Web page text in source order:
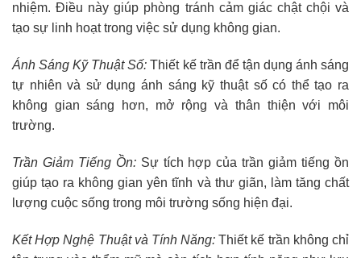
nhiệm. Điều này giúp phòng tránh cảm giác chật chội và
tạo sự linh hoạt trong việc sử dụng không gian.
Ánh Sáng Kỹ Thuật Số: Thiết kế trần để tận dụng ánh sáng
tự nhiên và sử dụng ánh sáng kỹ thuật số có thể tạo ra
không gian sáng hơn, mở rộng và thân thiện với môi
trường.
Trần Giảm Tiếng Ồn:Sự tích hợp của trần giảm tiếng ồn
giúp tạo ra không gian yên tĩnh và thư giãn, làm tăng chất
lượng cuộc sống trong môi trường sống hiện đại.
Kết Hợp Nghệ Thuật và Tính Năng: Thiết kế trần không chỉ